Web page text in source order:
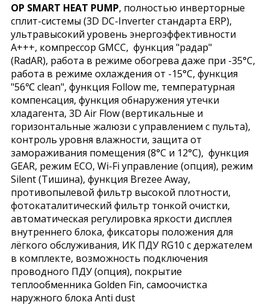
OP SMART HEAT PUMP, полностью инверторные
сплит-системы (3D DC-Inverter стандарта ERP),
ультравысокий уровень энергоэффективности
А+++, компрессор GMCC, функция "радар"
(RadAR), работа в режиме обогрева даже при -35°С,
работа в режиме охлаждения от -15°С, функция
"56℃ clean", функция Follow me, температурная
компенсация, функция обнаружения утечки
хладагента, 3D Air Flow (вертикальные и
горизонтальные жалюзи с управлением с пульта),
контроль уровня влажности, защита от
замораживания помещения (8°С и 12°С), функция
GEAR, режим ECO, Wi-Fi управление (опция), режим
Silent (Тишина), функция Brezee Away,
противопылевой фильтр высокой плотности,
фотокаталитический фильтр тонкой очистки,
автоматическая регулировка яркости дисплея
внутреннего блока, фиксаторы положения для
лёгкого обслуживания, ИК ПДУ RG10 с держателем
в комплекте, возможность подключения
проводного ПДУ (опция), покрытие
теплообменника Golden Fin, самоочистка
наружного блока Anti dust